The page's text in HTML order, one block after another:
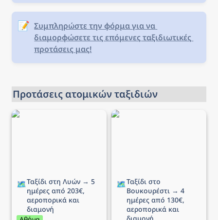
📝 Συμπληρώστε την φόρμα για να
διαμορφώσετε τις επόμενες ταξιδιωτικές
προτάσεις μας!
Προτάσεις ατομικών ταξιδιών
Ταξίδι στη Λυών → 5
🗺️Ταξίδι στη Λυών → 5
ημέρες από 203€,
αεροπορικά και
διαμονή
Ταξίδι στο Βουκουρέστι
🗺️Ταξίδι στο
Βουκουρέστι → 4
ημέρες από 130€,
αεροπορικά και
διαμονή